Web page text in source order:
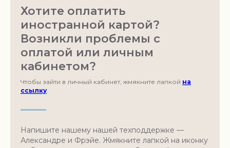
Хотите оплатить
иностранной картой?
Возникли проблемы с
оплатой или личным
кабинетом?
Чтобы зайти в личный кабинет, жмякните лапкой на
ссылку.
Напишите нашему нашей техподдержке —
Александре и Фрэйе. Жмякните лапкой на иконку